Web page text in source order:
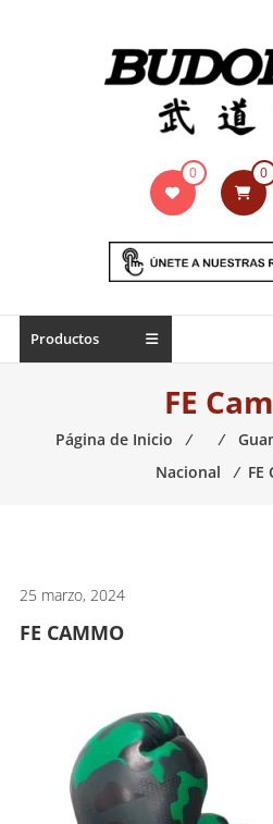
Indumentaria
marciales
Todo
necesario
0 0
Productos
FE
Página de Inicio ⁄ ⁄
Nacional
⁄ FE
25 marzo, 2024
FE CAMMO